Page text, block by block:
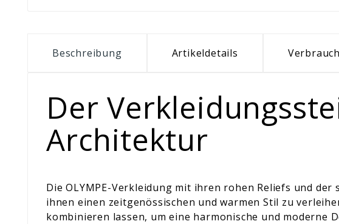
Beschreibung Artikeldetails
Der
Architektur
Die OLYMPE-Verkleidung mit ihren rohen Reliefs und
ihnen einen zeitgenössischen und warmen Stil zu
kombinieren lassen, um eine harmonische und moderne